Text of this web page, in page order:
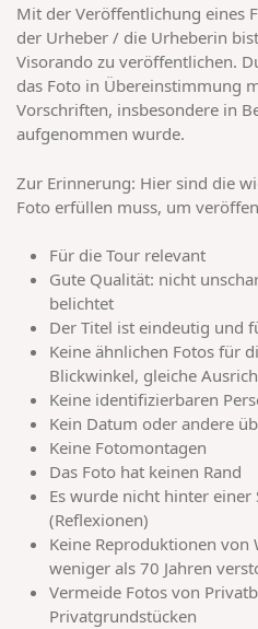
Mit der Veröffentlichung eines
der Urheber / die Urheberin
Visorando zu veröffentlichen.
das Foto in Übereinstimmung
Vorschriften, insbesondere in
aufgenommen wurde.
Zur Erinnerung: Hier sind die
Foto erfüllen muss, um
Für die Tour relevant
Gute Qualität: nicht
belichtet
Der Titel ist eindeutig und
Keine ähnlichen Fotos für
Blickwinkel, gleiche
Keine identifizierbaren
Kein Datum oder andere
Keine Fotomontagen
Das Foto hat keinen Rand
Es wurde nicht hinter einer
(Reflexionen)
Keine Reproduktionen
weniger als 70 Jahren
Vermeide Fotos von
Privatgrundstücken